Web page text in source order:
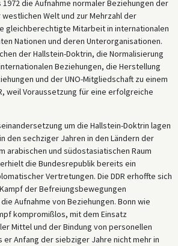
die Aufnahme normaler Beziehungen der
westlichen Welt und zur Mehrzahl der
gleichberechtigte Mitarbeit in internationalen
Nationen und deren Unterorganisationen.
der Hallstein-Doktrin, die Normalisierung
Beziehungen, die Herstellung
und der UNO-Mitgliedschaft zu einem
weil Voraussetzung für eine erfolgreiche
um die Hallstein-Doktrin lagen
den sechziger Jahren in den Ländern der
arabischen und südostasiatischen Raum
die Bundesrepublik bereits ein
Vertretungen. Die DDR erhoffte sich
der Befreiungsbewegungen
Aufnahme von Beziehungen. Bonn wie
kompromißlos, mit dem Einsatz
Mittel und der Bindung von personellen
Anfang der siebziger Jahre nicht mehr in